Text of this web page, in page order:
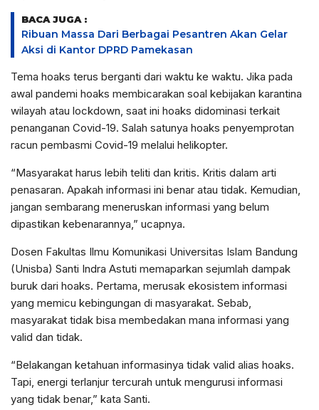
BACA JUGA :
Ribuan Massa Dari Berbagai Pesantren Akan Gelar
Aksi di Kantor DPRD Pamekasan
Tema hoaks terus berganti dari waktu ke waktu. Jika pada
awal pandemi hoaks membicarakan soal kebijakan karantina
wilayah atau lockdown, saat ini hoaks didominasi terkait
penanganan Covid-19. Salah satunya hoaks penyemprotan
racun pembasmi Covid-19 melalui helikopter.
“Masyarakat harus lebih teliti dan kritis. Kritis dalam arti
penasaran. Apakah informasi ini benar atau tidak. Kemudian,
jangan sembarang meneruskan informasi yang belum
dipastikan kebenarannya,” ucapnya.
Dosen Fakultas Ilmu Komunikasi Universitas Islam Bandung
(Unisba) Santi Indra Astuti memaparkan sejumlah dampak
buruk dari hoaks. Pertama, merusak ekosistem informasi
yang memicu kebingungan di masyarakat. Sebab,
masyarakat tidak bisa membedakan mana informasi yang
valid dan tidak.
“Belakangan ketahuan informasinya tidak valid alias hoaks.
Tapi, energi terlanjur tercurah untuk mengurusi informasi
yang tidak benar,” kata Santi.